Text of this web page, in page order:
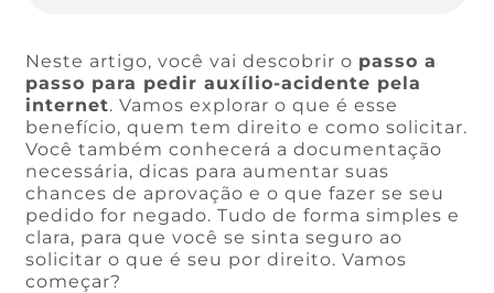
Neste artigo, você vai descobrir o passo a
passo para pedir auxílio-acidente pela
internet. Vamos explorar o que é esse
benefício, quem tem direito e como solicitar.
Você também conhecerá a documentação
necessária, dicas para aumentar suas
chances de aprovação e o que fazer se seu
pedido for negado. Tudo de forma simples e
clara, para que você se sinta seguro ao
solicitar o que é seu por direito. Vamos
começar?